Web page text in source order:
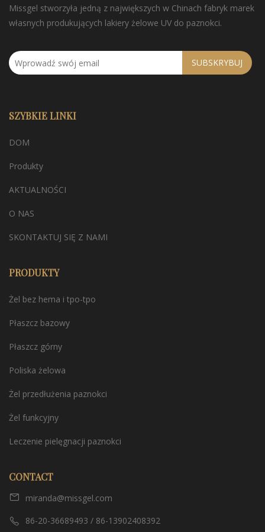
Missgel stworzyła jedną z największych w Chinach fabryk marek
własnych produkujących lakiery żelowe UV do paznokci.
SUBSKRYBUJ
SZYBKIE LINKI
DOM
Produkty
AKTUALNOŚCI
O NAS
SKONTAKTUJ SIĘ Z NAMI
PRODUKTY
Żel bez hema i tpo-tpo
Płaszcz bazowy
Płaszcz górny
Poliska żelowa
Żel przedłużenia paznokci
Żel funkcyjny
Leczenie pielęgnacji paznokci
CONTACT
miranda@missgel.com
86-20-36689493 / 86-13902408392